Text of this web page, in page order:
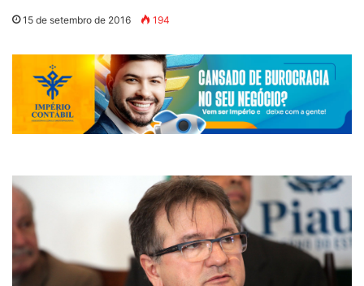
15 de setembro de 2016 194